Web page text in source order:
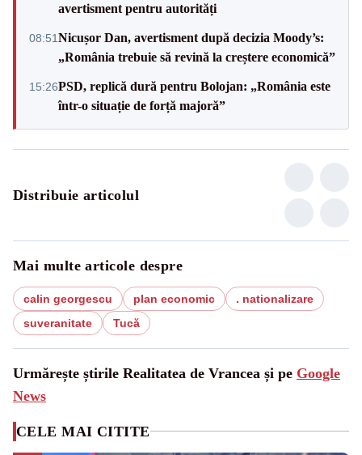
avertisment pentru autorități
08:51Nicușor Dan, avertisment după decizia Moody’s:
„România trebuie să revină la creștere economică”
15:26PSD, replică dură pentru Bolojan: „România este
într-o situație de forță majoră”
Distribuie articolul
Mai multe articole despre
calin georgescu plan economic
. nationalizare
suveranitate
Tucă
Urmărește știrile Realitatea de Vrancea și pe Google
News
CELE MAI CITITE